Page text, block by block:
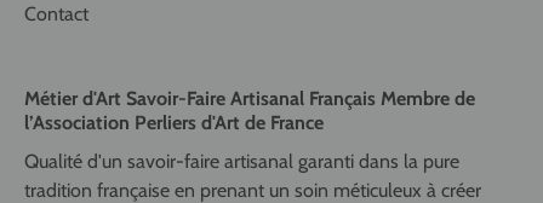
Contact
Métier d'Art Savoir-Faire Artisanal Français Membre de
l’Association Perliers d'Art de France
Qualité d'un savoir-faire artisanal garanti dans la pure
tradition française en prenant un soin méticuleux à créer